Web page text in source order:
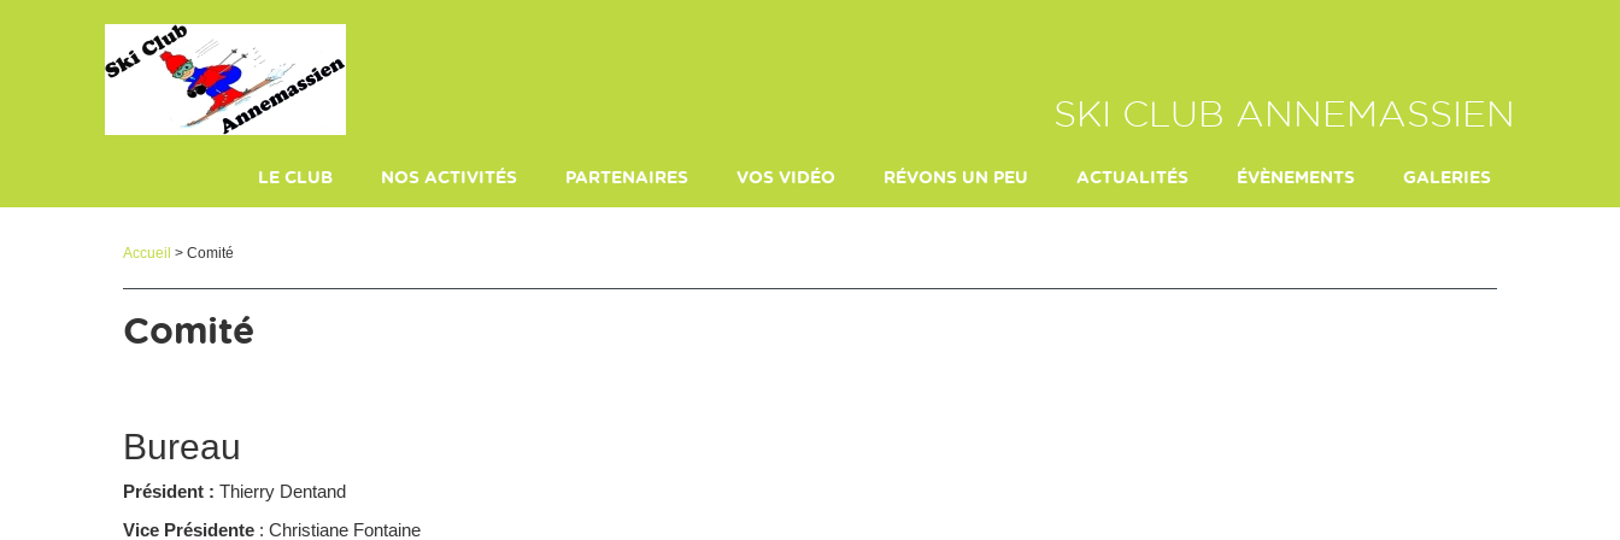
SKI CLUB ANNEMASSIEN
LE CLUB NOS ACTIVITÉS PARTENAIRES VOS VIDÉO RÉVONS UN PEU ACTUALITÉS ÉVÈNEMENTS GALERIES
Accueil > Comité
Comité
Bureau
Président : Thierry Dentand
Vice Présidente : Christiane Fontaine